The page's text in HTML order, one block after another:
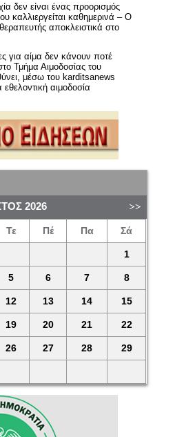
δεν είναι ένας προορισμός
καλλιεργείται καθημερινά – Ο
αποκλειστικά στο
για αίμα δεν κάνουν ποτέ
Τμήμα Αιμοδοσίας του
μέσω του karditsanews
αιμοδοσία
2026
Τε Πέ Πα Σά
1
5 6 7 8
12 13 14 15
19 20 21 22
26 27 28 29